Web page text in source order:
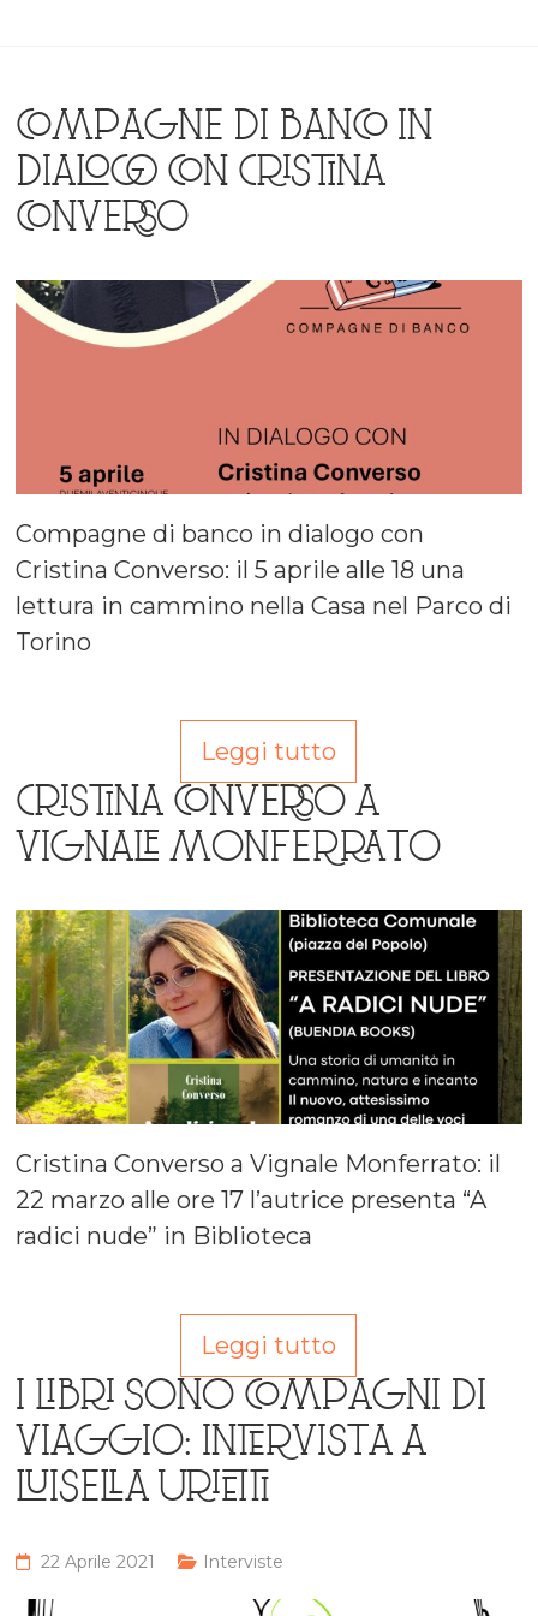
COMPAGNE DI BANCO IN
DIALOGO CON CRISTINA
CONVERSO
Compagne di banco in dialogo con
Cristina Converso: il 5 aprile alle 18 una
lettura in cammino nella Casa nel Parco di
Torino
Leggi tutto
CRISTINA CONVERSO A
VIGNALE MONFERRATO
Cristina Converso a Vignale Monferrato: il
22 marzo alle ore 17 l’autrice presenta “A
radici nude” in Biblioteca
Leggi tutto
I LIBRI SONO COMPAGNI DI
VIAGGIO: INTERVISTA A
LUISELLA URIETTI
22 Aprile 2021 Interviste